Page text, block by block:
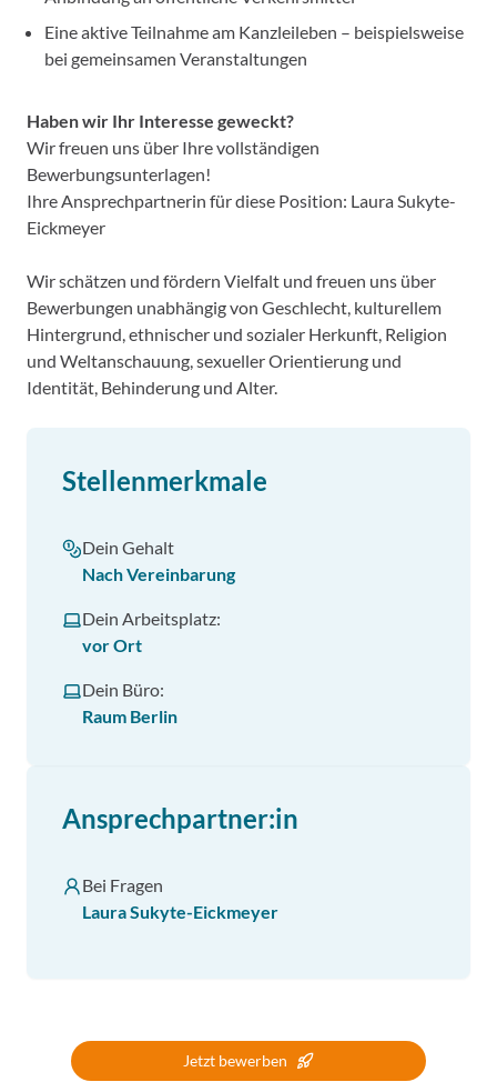
Eine aktive Teilnahme am Kanzleileben – beispielsweise
bei gemeinsamen Veranstaltungen
Haben wir Ihr Interesse geweckt?
Wir freuen uns über Ihre vollständigen
Bewerbungsunterlagen!
Ihre Ansprechpartnerin für diese Position: Laura Sukyte-
Eickmeyer
Wir schätzen und fördern Vielfalt und freuen uns über
Bewerbungen unabhängig von Geschlecht, kulturellem
Hintergrund, ethnischer und sozialer Herkunft, Religion
und Weltanschauung, sexueller Orientierung und
Identität, Behinderung und Alter.
Stellenmerkmale
Dein Gehalt
Nach Vereinbarung
Dein Arbeitsplatz:
vor Ort
Dein Büro:
Raum Berlin
Ansprechpartner:in
Bei Fragen
Laura Sukyte-Eickmeyer
Jetzt bewerben